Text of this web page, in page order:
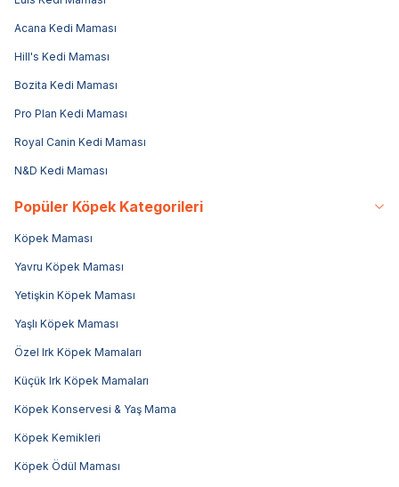
Acana Kedi Maması
Hill's Kedi Maması
Bozita Kedi Maması
Pro Plan Kedi Maması
Royal Canin Kedi Maması
N&D Kedi Maması
Popüler Köpek Kategorileri
Köpek Maması
Yavru Köpek Maması
Yetişkin Köpek Maması
Yaşlı Köpek Maması
Özel Irk Köpek Mamaları
Küçük Irk Köpek Mamaları
Köpek Konservesi & Yaş Mama
Köpek Kemikleri
Köpek Ödül Maması